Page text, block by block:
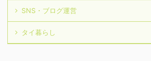
SNS・ブログ運営
タイ暮らし